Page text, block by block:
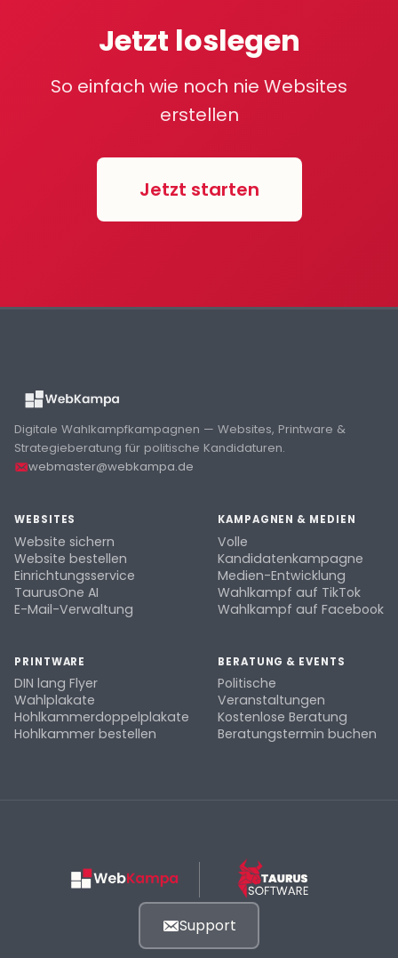
Jetzt loslegen
So einfach wie noch nie Websites
erstellen
Jetzt starten
Digitale Wahlkampfkampagnen — Websites, Printware &
Strategieberatung für politische Kandidaturen.
webmaster@webkampa.de
WEBSITES
Website sichern
Website bestellen
Einrichtungsservice
TaurusOne AI
E-Mail-Verwaltung
KAMPAGNEN & MEDIEN
Volle
Kandidatenkampagne
Medien-Entwicklung
Wahlkampf auf TikTok
Wahlkampf auf Facebook
PRINTWARE
DIN lang Flyer
Wahlplakate
Hohlkammerdoppelplakate
Hohlkammer bestellen
BERATUNG & EVENTS
Politische
Veranstaltungen
Kostenlose Beratung
Beratungstermin buchen
Support